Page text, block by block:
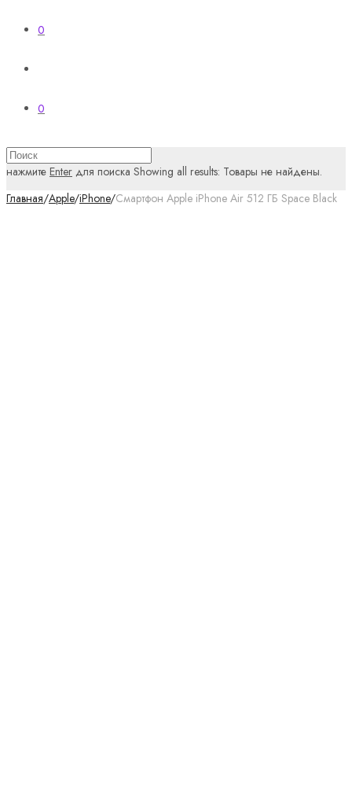
0
0
нажмите Enter для поиска Showing all results: Товары не найдены.
Главная/Apple/iPhone/Смартфон Apple iPhone Air 512 ГБ Space Black